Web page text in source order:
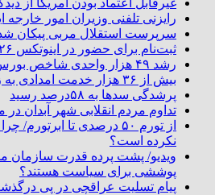
غیرقابل اعتماد بودن آمریکا از
رایزنی تلفنی وزیران امور خارجه
سرپرست استقلال مربی پیکان
ثبت‌نام برای حضور در اینوتکس ۲۰۲۶ آغاز شد
رشد ۴۹ هزار واحدی شاخص بورس
بیش از ۳۶ هزار خدمت امدادی به زائران اربعین ارائه شد
پرشدگی سدها به ۵۸درصد رسید
تداوم مردم انقلابی شهر آبدان
از تورم ۵۰ درصدی تا
نکرده است؟
ویدیو/ پشت پرده قدرت سازمان
پوششی برای سیاست هستند؟
پیام تسلیت عراقچی در پی